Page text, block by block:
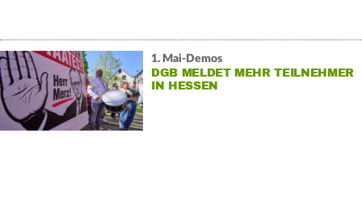
1. Mai-Demos
DGB MELDET MEHR TEILNEHMER
IN HESSEN